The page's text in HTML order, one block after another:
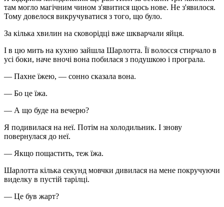
там могло магічним чином з'явитися щось нове. Не з'явилося.
Тому довелося викручуватися з того, що було.
За кілька хвилин на сковорідці вже шкварчали яйця.
І в цю мить на кухню зайшла Шарлотта. Її волосся стирчало в
усі боки, наче вночі вона побилася з подушкою і програла.
— Пахне їжею, — сонно сказала вона.
— Бо це їжа.
— А що буде на вечерю?
Я подивилася на неї. Потім на холодильник. І знову
повернулася до неї.
— Якщо пощастить, теж їжа.
Шарлотта кілька секунд мовчки дивилася на мене покручуючи
виделку в пустій тарілці.
— Це був жарт?